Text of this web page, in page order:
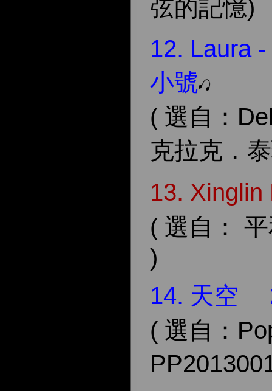
弦的記憶)
12. Laura
小號
( 選自：
克拉克．
13.
( 選自：
)
14. 天空
( 選自：